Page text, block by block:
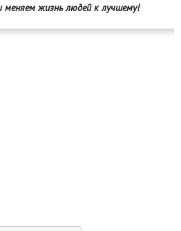
жизнь людей к лучшему!